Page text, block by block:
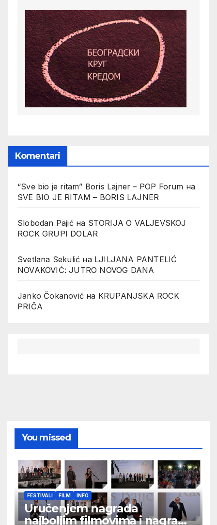
Komentari
“Sve bio je ritam” Boris Lajner – POP Forum на
SVE BIO JE RITAM – BORIS LAJNER
Slobodan Pajićна STORIJA O VALJEVSKOJ
ROCK GRUPI DOLAR
Svetlana Sekulić на LJILJANA PANTELIĆ
NOVAKOVIĆ: JUTRO NOVOG DANA
Janko Čokanović на KRUPANJSKA ROCK
PRIČA
You missed
FESTIVALI FILM INFO
Uručenjem nagrada
najboljim filmovima i nagrade